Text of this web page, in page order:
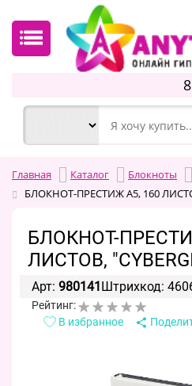
Главная Каталог Блокноты
БЛОКНОТ-ПРЕСТИЖ А5, 160
БЛОКНОТ-
ЛИСТОВ,
Арт: 980141Штрихкод:
Рейтинг:
В избранное